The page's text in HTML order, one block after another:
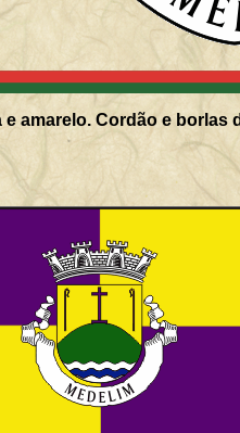
amarelo. Cordão e borlas